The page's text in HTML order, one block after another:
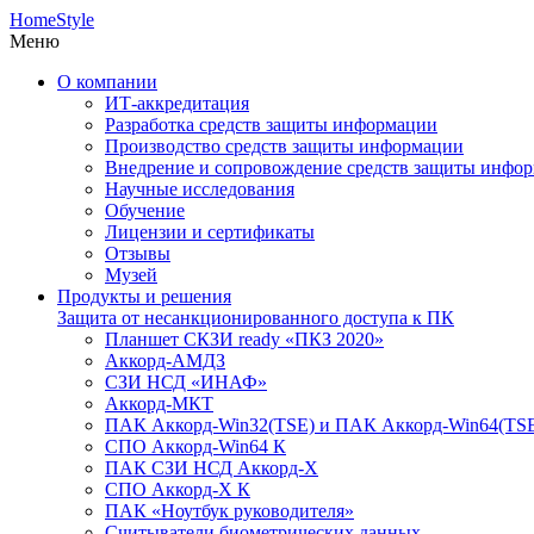
HomeStyle
Меню
О компании
ИТ-аккредитация
Разработка средств защиты информации
Производство средств защиты информации
Внедрение и сопровождение средств защиты
Научные исследования
Обучение
Лицензии и сертификаты
Отзывы
Музей
Продукты и решения
Защита от несанкционированного доступа к ПК
Планшет СКЗИ ready «ПКЗ 2020»
Аккорд-АМДЗ
СЗИ НСД «ИНАФ»
Аккорд-МКТ
ПАК Аккорд-Win32(TSE) и ПАК Аккорд-
СПО Аккорд-Win64 К
ПАК СЗИ НСД Аккорд-X
СПО Аккорд-X К
ПАК «Ноутбук руководителя»